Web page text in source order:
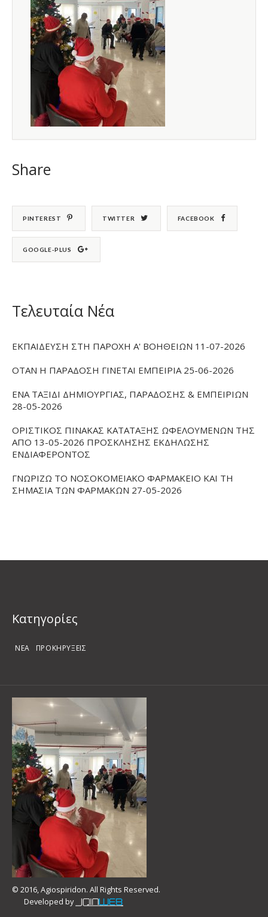
Share
PINTEREST TWITTER FACEBOOK
GOOGLE-PLUS
Τελευταία Νέα
ΕΚΠΑΙΔΕΥΣΗ ΣΤΗ ΠΑΡΟΧΗ Α' ΒΟΗΘΕΙΩΝ 11-07-2026
ΟΤΑΝ Η ΠΑΡΑΔΟΣΗ ΓΙΝΕΤΑΙ ΕΜΠΕΙΡΙΑ 25-06-2026
ΕΝΑ ΤΑΞΙΔΙ ΔΗΜΙΟΥΡΓΙΑΣ, ΠΑΡΑΔΟΣΗΣ & ΕΜΠΕΙΡΙΩΝ
28-05-2026
ΟΡΙΣΤΙΚΟΣ ΠΙΝΑΚΑΣ ΚΑΤΑΤΑΞΗΣ ΩΦΕΛΟΥΜΕΝΩΝ ΤΗΣ
ΑΠΟ 13-05-2026 ΠΡΟΣΚΛΗΣΗΣ ΕΚΔΗΛΩΣΗΣ
ΕΝΔΙΑΦΕΡΟΝΤΟΣ
ΓΝΩΡΙΖΩ ΤΟ ΝΟΣΟΚΟΜΕΙΑΚΟ ΦΑΡΜΑΚΕΙΟ ΚΑΙ ΤΗ
ΣΗΜΑΣΙΑ ΤΩΝ ΦΑΡΜΑΚΩΝ 27-05-2026
Kατηγορίες
ΝΕΑ ΠΡΟΚΗΡΥΞΕΙΣ
© 2016, Agiospiridon. All Rights Reserved.
Developed by